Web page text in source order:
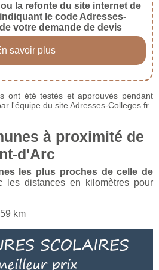
la refonte du site internet de
le code Adresses-
votre demande de devis
savoir plus
ont été testés et approuvés pendant
l'équipe du site Adresses-Colleges.fr.
à proximité de
d'Arc
les plus proches de celle de
les distances en kilomètres pour
km